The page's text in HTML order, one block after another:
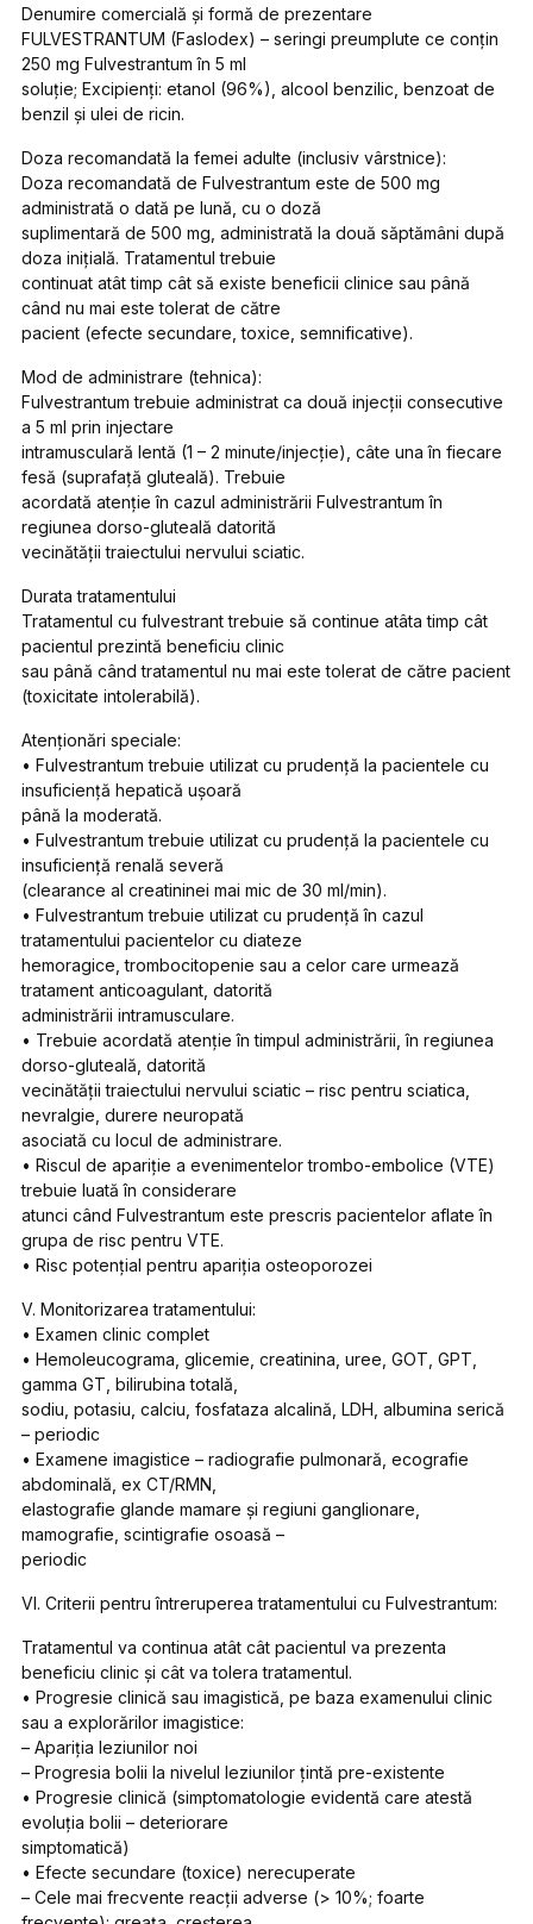
Denumire comercială şi formă de prezentare
FULVESTRANTUM (Faslodex) – seringi preumplute ce conţin
250 mg Fulvestrantum în 5 ml
soluţie; Excipienţi: etanol (96%), alcool benzilic, benzoat de
benzil şi ulei de ricin.
Doza recomandată la femei adulte (inclusiv vârstnice):
Doza recomandată de Fulvestrantum este de 500 mg
administrată o dată pe lună, cu o doză
suplimentară de 500 mg, administrată la două săptămâni după
doza iniţială. Tratamentul trebuie
continuat atât timp cât să existe beneficii clinice sau până
când nu mai este tolerat de către
pacient (efecte secundare, toxice, semnificative).
Mod de administrare (tehnica):
Fulvestrantum trebuie administrat ca două injecţii consecutive
a 5 ml prin injectare
intramusculară lentă (1 – 2 minute/injecţie), câte una în fiecare
fesă (suprafaţă gluteală). Trebuie
acordată atenţie în cazul administrării Fulvestrantum în
regiunea dorso-gluteală datorită
vecinătăţii traiectului nervului sciatic.
Durata tratamentului
Tratamentul cu fulvestrant trebuie să continue atâta timp cât
pacientul prezintă beneficiu clinic
sau până când tratamentul nu mai este tolerat de către pacient
(toxicitate intolerabilă).
Atenţionări speciale:
• Fulvestrantum trebuie utilizat cu prudenţă la pacientele cu
insuficienţă hepatică uşoară
până la moderată.
• Fulvestrantum trebuie utilizat cu prudenţă la pacientele cu
insuficienţă renală severă
(clearance al creatininei mai mic de 30 ml/min).
• Fulvestrantum trebuie utilizat cu prudenţă în cazul
tratamentului pacientelor cu diateze
hemoragice, trombocitopenie sau a celor care urmează
tratament anticoagulant, datorită
administrării intramusculare.
• Trebuie acordată atenţie în timpul administrării, în regiunea
dorso-gluteală, datorită
vecinătăţii traiectului nervului sciatic – risc pentru sciatica,
nevralgie, durere neuropată
asociată cu locul de administrare.
• Riscul de apariţie a evenimentelor trombo-embolice (VTE)
trebuie luată în considerare
atunci când Fulvestrantum este prescris pacientelor aflate în
grupa de risc pentru VTE.
• Risc potenţial pentru apariţia osteoporozei
V. Monitorizarea tratamentului:
• Examen clinic complet
• Hemoleucograma, glicemie, creatinina, uree, GOT, GPT,
gamma GT, bilirubina totală,
sodiu, potasiu, calciu, fosfataza alcalină, LDH, albumina serică
– periodic
• Examene imagistice – radiografie pulmonară, ecografie
abdominală, ex CT/RMN,
elastografie glande mamare şi regiuni ganglionare,
mamografie, scintigrafie osoasă –
periodic
VI. Criterii pentru întreruperea tratamentului cu Fulvestrantum:
Tratamentul va continua atât cât pacientul va prezenta
beneficiu clinic şi cât va tolera tratamentul.
• Progresie clinică sau imagistică, pe baza examenului clinic
sau a explorărilor imagistice:
– Apariţia leziunilor noi
– Progresia bolii la nivelul leziunilor ţintă pre-existente
• Progresie clinică (simptomatologie evidentă care atestă
evoluţia bolii – deteriorare
simptomatică)
• Efecte secundare (toxice) nerecuperate
– Cele mai frecvente reacţii adverse (> 10%; foarte